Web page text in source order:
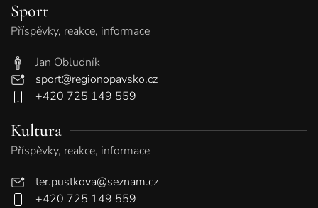
Sport
Příspěvky, reakce, informace
Jan Obludník
sport@regionopavsko.cz
+420 725 149 559
Kultura
Příspěvky, reakce, informace
ter.pustkova@seznam.cz
+420 725 149 559